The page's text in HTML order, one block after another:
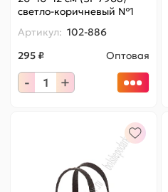
светло-коричневый №1
Артикул: 102-886
295 ₽
Оптовая
- +